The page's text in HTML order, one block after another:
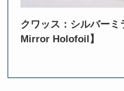
クワッス：シルバー
Mirror Holofoil】